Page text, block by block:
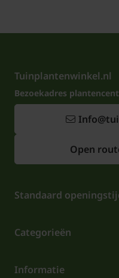
Tuinplantenwinkel.nl
Bezoekadres
Open
Standaard
Categorieën
Informatie